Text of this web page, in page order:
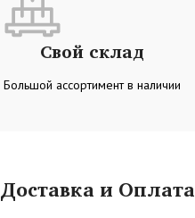
Свой склад
Большой ассортимент в наличии
Доставка и Оплата